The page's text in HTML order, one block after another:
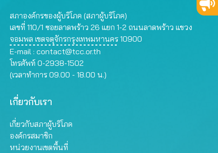
สภาองค์กรของผู้บริโภค (สภาผู้บริโภค)
เลขที่ 110/1 ซอยลาดพร้าว 26 แยก 1-2 ถนนลาดพร้าว แขวง
จอมพล เขตจตุจักรกรุงเทพมหานคร 10900
E-mail : contact@tcc.or.th
โทรศัพท์ 0-2938-1502
(เวลาทำการ 09.00 - 18.00 น.)
เกี่ยวกับเรา
เกี่ยวกับสภาผู้บริโภค
องค์กรสมาชิก
หน่วยงานเขตพื้นที่